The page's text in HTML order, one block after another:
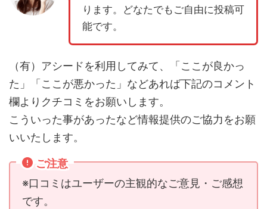
ります。どなたでもご自由に投稿可
能です。
（有）アシードを利用してみて、「ここが良かっ
た」「ここが悪かった」などあれば下記のコメント
欄よりクチコミをお願いします。
こういった事があったなど情報提供のご協力をお願
いいたします。
ご注意
※口コミはユーザーの主観的なご意見・ご感想
です。